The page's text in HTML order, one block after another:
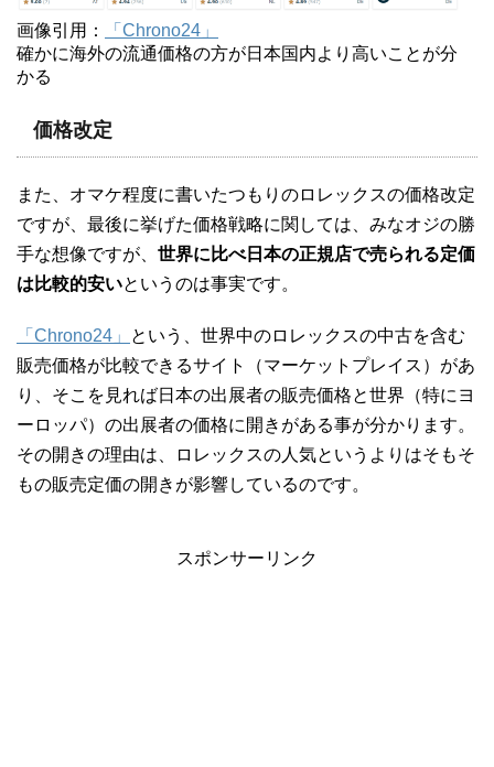
画像引用：
「Chrono24」
確かに海外の流通価格の方が日本国内より高いことが分
かる
価格改定
また、オマケ程度に書いたつもりのロレックスの価格改定
ですが、最後に挙げた価格戦略に関しては、みなオジの勝
手な想像ですが、 世界に比べ日本の正規店で売られる定価
は比較的安いというのは事実です。
「Chrono24」
という、世界中のロレックスの中古を含む
販売価格が比較できるサイト（マーケットプレイス）があ
り、そこを見れば日本の出展者の販売価格と世界（特にヨ
ーロッパ）の出展者の価格に開きがある事が分かります。
その開きの理由は、ロレックスの人気というよりはそもそ
もの販売定価の開きが影響しているのです。
スポンサーリンク